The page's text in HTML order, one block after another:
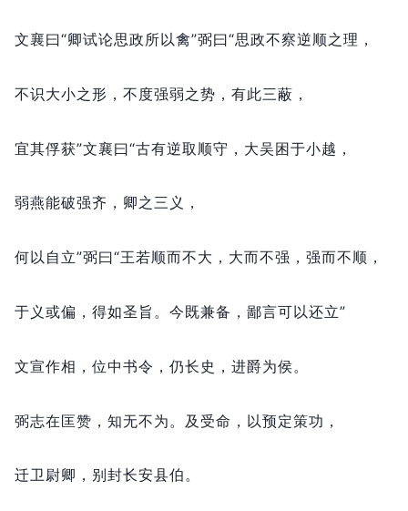
文襄曰“卿试论思政所以禽”弼曰“思政不察逆顺之理，
不识大小之形， 不度强弱之势， 有此三蔽，
宜其俘获”文襄曰“古有逆取顺守， 大吴困于小越，
弱燕能破强齐， 卿之三义，
何以自立”弼曰“王若顺而不大， 大而不强， 强而不顺，
于义或偏， 得如圣旨。 今既兼备， 鄙言可以还立”
文宣作相， 位中书令， 仍长史， 进爵为侯。
弼志在匡赞， 知无不为。 及受命， 以预定策功，
迁卫尉卿， 别封长安县伯。